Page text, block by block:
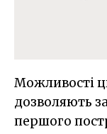
Можливості
дозволяють
першого